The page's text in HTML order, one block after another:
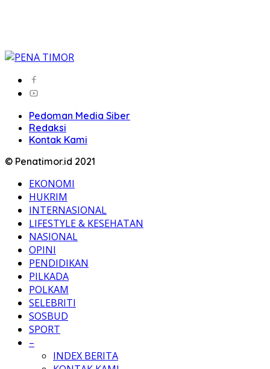
Pedoman Media Siber
Redaksi
Kontak Kami
© Penatimor.id 2021
EKONOMI
HUKRIM
INTERNASIONAL
LIFESTYLE & KESEHATAN
NASIONAL
OPINI
PENDIDIKAN
PILKADA
POLKAM
SELEBRITI
SOSBUD
SPORT
–
INDEX BERITA